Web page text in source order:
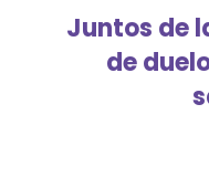
Juntos de
de